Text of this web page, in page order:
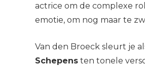
actrice om de complexe
emotie, om nog maar te
Van den Broeck sleurt je
Schepensten tonele